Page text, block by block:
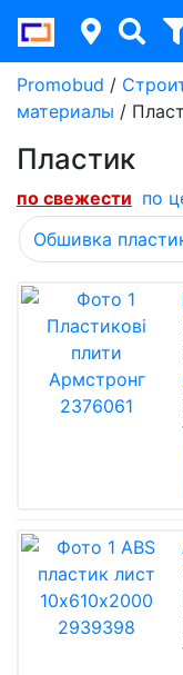
Promobud /
материалы /
Пластик
по cвежести по
Обшивка